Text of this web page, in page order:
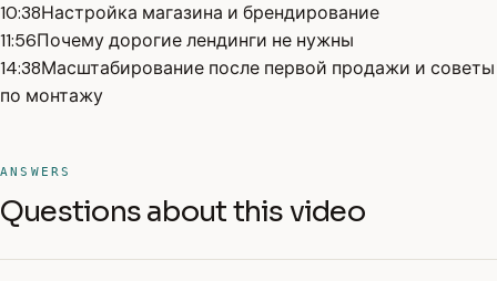
10:38Настройка магазина и брендирование
11:56Почему дорогие лендинги не нужны
14:38Масштабирование после первой продажи и советы
по монтажу
ANSWERS
Questions about this video